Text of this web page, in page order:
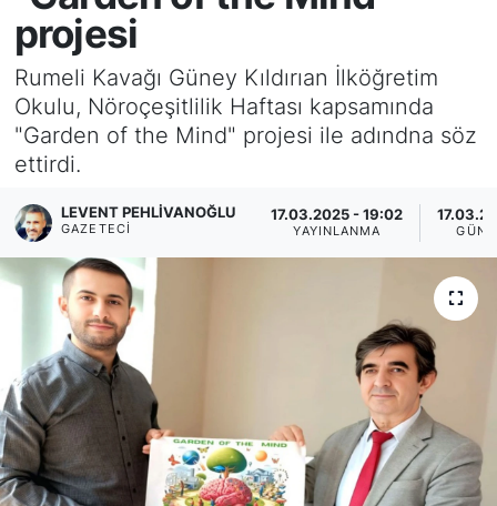
projesi
Rumeli Kavağı Güney Kıldırıan İlköğretim
Okulu, Nöroçeşitlilik Haftası kapsamında
"Garden of the Mind" projesi ile adındna söz
ettirdi.
LEVENT PEHLIVANOĞLU
GAZETECI
17.03.2025 - 19:02
YAYINLANMA
KÖŞE YAZILARI
KÖŞE YAZILARI (Arşiv)
KÜLTÜR SANAT
MAGAZİN
RÖPORTAJ
SAĞLIK
SARIYER HABERLERİ
SARIYER İMAR BARIŞI
SEKTÖR